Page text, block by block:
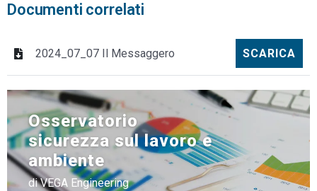
Documenti correlati
2024_07_07 Il Messaggero SCARICA
Osservatorio
sicurezza sul lavoro e
ambiente
di VEGA Engineering